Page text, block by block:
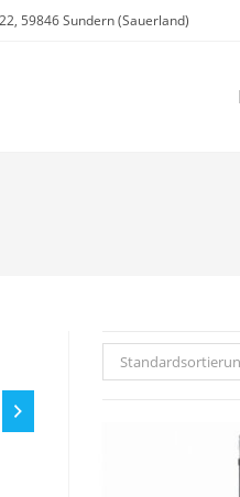
59846 Sundern (Sauerland)